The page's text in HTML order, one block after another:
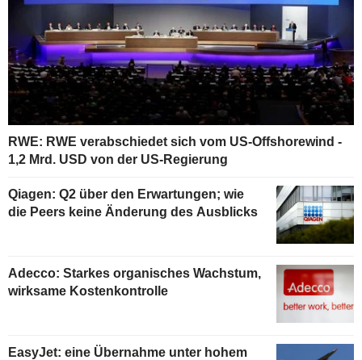
RWE: RWE verabschiedet sich vom US-Offshorewind -
1,2 Mrd. USD von der US-Regierung
Qiagen: Q2 über den Erwartungen; wie
die Peers keine Änderung des Ausblicks
Adecco: Starkes organisches Wachstum,
wirksame Kostenkontrolle
EasyJet: eine Übernahme unter hohem